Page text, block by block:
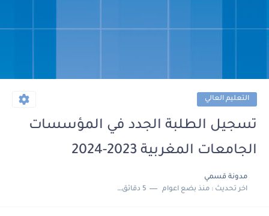
التعليم العالي
تسجيل الطلبة الجدد في المؤسسات
الجامعات المغربية 2023-2024
مدونة قسمي
اخر تحديث :منذ بضع اعوام 5 دقائق للقراءة